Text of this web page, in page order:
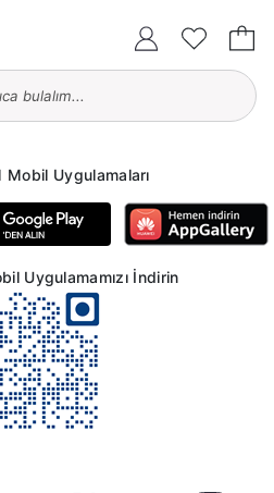
Mobil Uygulamaları
Uygulamamızı İndirin